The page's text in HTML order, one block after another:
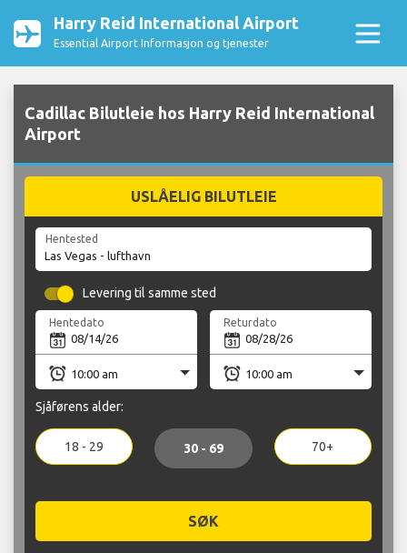
Harry Reid International Airport
Essential Airport Informasjon og tjenester
Cadillac Bilutleie hos Harry Reid International
Airport
USLÅELIG BILUTLEIE
Hentested
Levering til samme sted
Hentedato Returdato
Sjåførens alder:
18 - 29 30 - 69 70+
SØK